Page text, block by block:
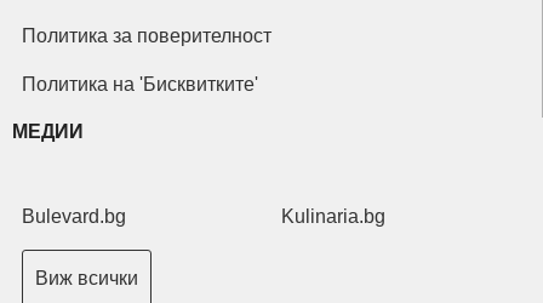
Политика за поверителност
Политика на 'Бисквитките'
МЕДИИ
Bulevard.bg Kulinaria.bg
Виж всички